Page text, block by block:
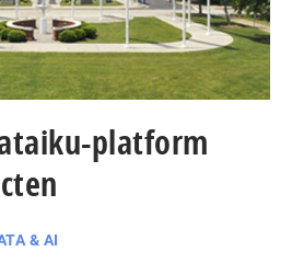
platform
& AI